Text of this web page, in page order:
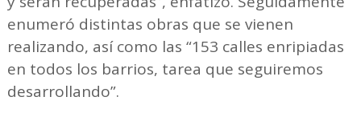
enumeró distintas obras que se vienen
realizando, así como las “153 calles enripiadas
en todos los barrios, tarea que seguiremos
desarrollando”.